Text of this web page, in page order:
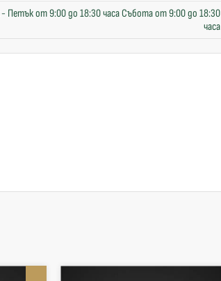
- Петък от 9:00 до 18:30 часа Събота от 9:00 до 18:30
часа